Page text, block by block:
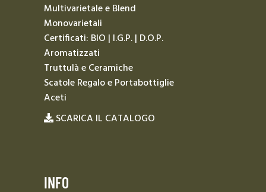
Multivarietale e Blend
Monovarietali
Certificati: BIO | I.G.P. | D.O.P.
Aromatizzati
Truttulà e Ceramiche
Scatole Regalo e Portabottiglie
Aceti
SCARICA IL CATALOGO
INFO